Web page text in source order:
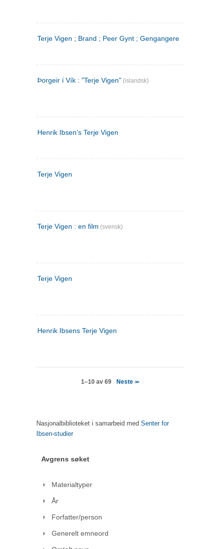
Terje Vigen ; Brand ; Peer Gynt ; Gengangere
Þorgeir í Vík : "Terje Vigen" (islandsk)
Henrik Ibsen's Terje Vigen
Terje Vigen
Terje Vigen : en film (svensk)
Terje Vigen
Henrik Ibsens Terje Vigen
1–10 av 69 Neste>>
Nasjonalbiblioteket i samarbeid med Senter for
Ibsen-studier
Avgrens søket
Materialtyper
År
Forfatter/person
Generelt emneord